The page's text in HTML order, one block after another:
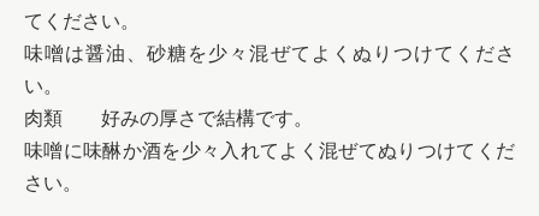
てください。
味噌は醤油、砂糖を少々混ぜてよくぬりつけてくださ
い。
肉類	好みの厚さで結構です。
味噌に味醂か酒を少々入れてよく混ぜてぬりつけてくだ
さい。